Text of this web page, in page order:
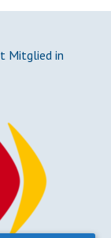
Mitglied in